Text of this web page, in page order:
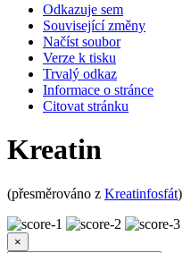
Odkazuje sem
Související změny
Načíst soubor
Verze k tisku
Trvalý odkaz
Informace o stránce
Citovat stránku
Kreatin
(přesměrováno z Kreatinfosfát)
×